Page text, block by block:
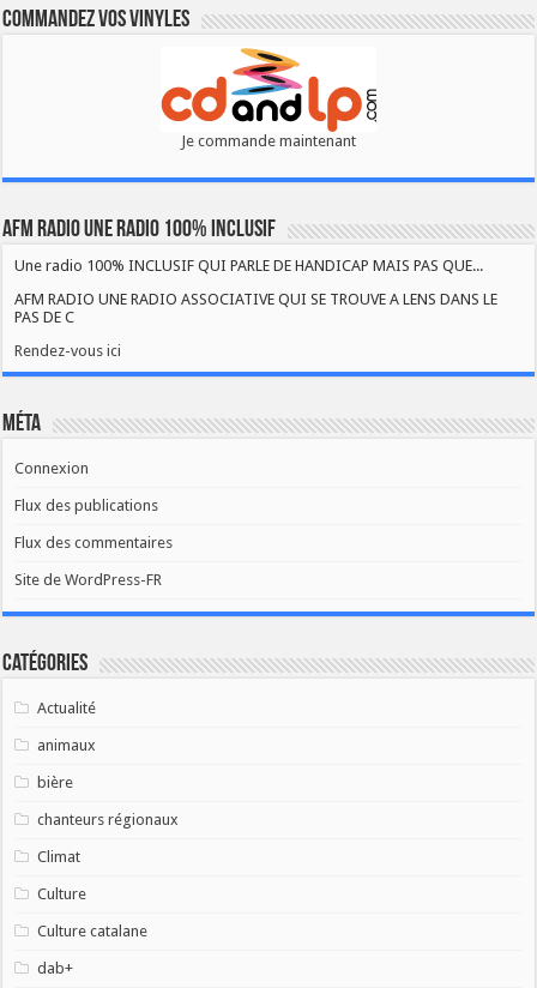
Commandez vos vinyles
Je commande maintenant
AFM RADIO UNE RADIO 100% INCLUSIF
Une radio 100% INCLUSIF QUI PARLE DE HANDICAP MAIS PAS QUE...
AFM RADIO UNE RADIO ASSOCIATIVE QUI SE TROUVE A LENS DANS LE
PAS DE C
Rendez-vous ici
Méta
Connexion
Flux des publications
Flux des commentaires
Site de WordPress-FR
Catégories
Actualité
animaux
bière
chanteurs régionaux
Climat
Culture
Culture catalane
dab+